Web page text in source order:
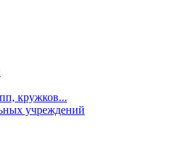
кружков...
учреждений